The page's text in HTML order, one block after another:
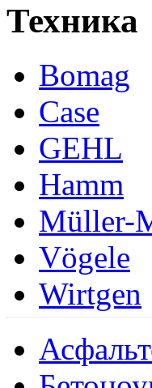
Техника
Bomag
Case
GEHL
Hamm
Müller-
Vögele
Wirtgen